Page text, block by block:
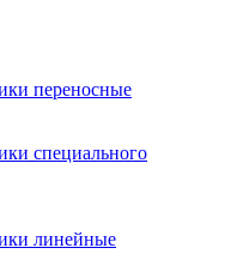
переносные
специального
линейные